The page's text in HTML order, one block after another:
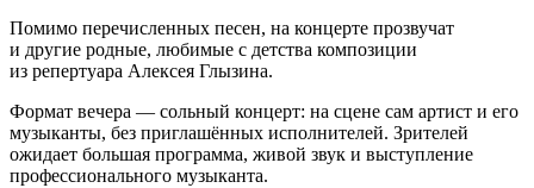
Помимо перечисленных песен, на концерте прозвучат
и другие родные, любимые с детства композиции
из репертуара Алексея Глызина.
Формат вечера — сольный концерт: на сцене сам артист и его
музыканты, без приглашённых исполнителей. Зрителей
ожидает большая программа, живой звук и выступление
профессионального музыканта.